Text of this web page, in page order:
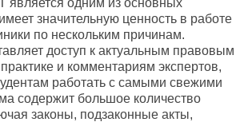
значительную ценность в работе
по нескольким причинам.
доступ к актуальным правовым
и комментариям экспертов,
работать с самыми свежими
содержит большое количество
законы, подзаконные акты,